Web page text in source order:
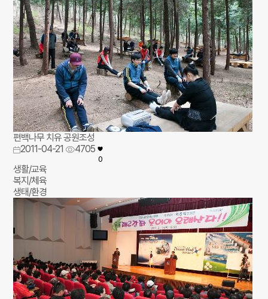
편백나무 치유 공원조성
2011-04-21
4705
0
생활/교육
복지/체육
생태/환경